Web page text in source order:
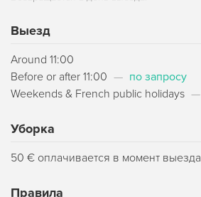
Выезд
Around 11:00
Before or after 11:00 — по запросу
Weekends & French public holidays —
Уборка
50 € оплачивается в момент выезда
Правила